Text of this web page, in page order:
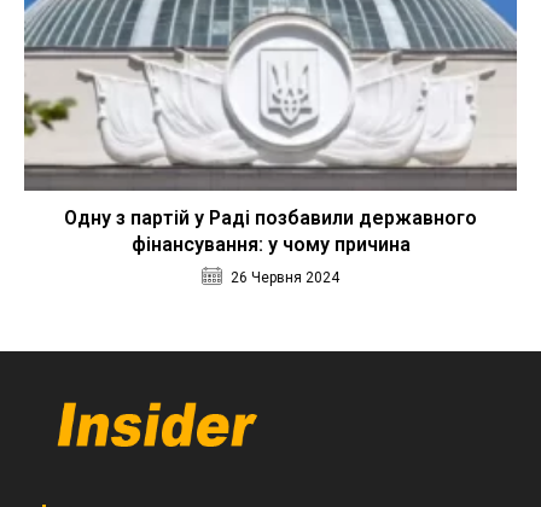
Одну з партій у Раді позбавили державного
фінансування: у чому причина
26 Червня 2024